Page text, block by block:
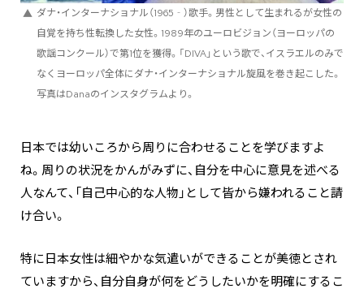
ダナ・インターナショナル（1965‐）歌手。男性として生まれるが女性の
自覚を持ち性転換した女性。1989年のユーロビジョン（ヨーロッパの
歌謡コンクール）で第1位を獲得。「DIVA」という歌で、イスラエルのみで
なくヨーロッパ全体にダナ・インターナショナル旋風を巻き起こした。
写真はDanaのインスタグラムより。
日本では幼いころから周りに合わせることを学びますよ
ね。周りの状況をかんがみずに、自分を中心に意見を述べる
人なんて、「自己中心的な人物」として皆から嫌われること請
け合い。
特に日本女性は細やかな気遣いができることが美徳とされ
ていますから、自分自身が何をどうしたいかを明確にするこ